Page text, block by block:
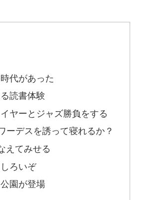
代があった
読書体験
ヤーとジャズ勝負をする
ーデスを誘って寝れるか？
えてみせる
ろいぞ
園が登場